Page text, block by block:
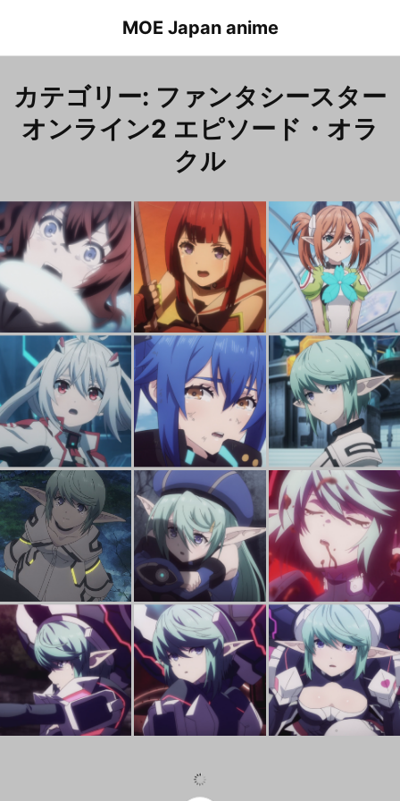
content
MOE Japan anime
カテゴリー: ファンタシースター
オンライン2 エピソード・オラ
クル
Phantasy Star Online2 Episode Oracle Episode 32 Sarah (childhood)
ファンタシースターオンライン2 エピソード・オラクル ２１話 サラ（幼少期） Phantasy Star Online2 Episode Oracle Episode 14 KlarisKrays
ファンタシースターオンライン2 エピソード・オラクル １４話 クラリスクレイス フ
Phantasy Star Online2 Episode Oracle Episode 13 Matoi
ファンタシースターオンライン2 エピソード・オラクル １３話 マトイ Phantasy Star Online2 Episode Oracle Episode 10 Quna
ファンタシースターオンライン2 エピソード・オラクル １０話 クーナ ファ
Phantasy Star Online2 Episode Oracle Episode 8 Melrandia
ファンタシースターオンライン2 エピソード・オラクル ８話 メルランディア Phantasy Star Online2 Episode Oracle Episode 8 Melrandia
ファンタシースターオンライン2 エピソード・オラクル ８話 メルランディア ファ
Phantasy Star Online2 Episode Oracle Episode 6 Melfonseana
ファンタシースターオンライン2 エピソード・オラクル ６話 メルフォンシーナ Phantasy Star Online2 Episode Oracle Episode 6 Melfonseana
ファンタシースターオンライン2 エピソード・オラクル ６話 メルフォンシーナ ファ